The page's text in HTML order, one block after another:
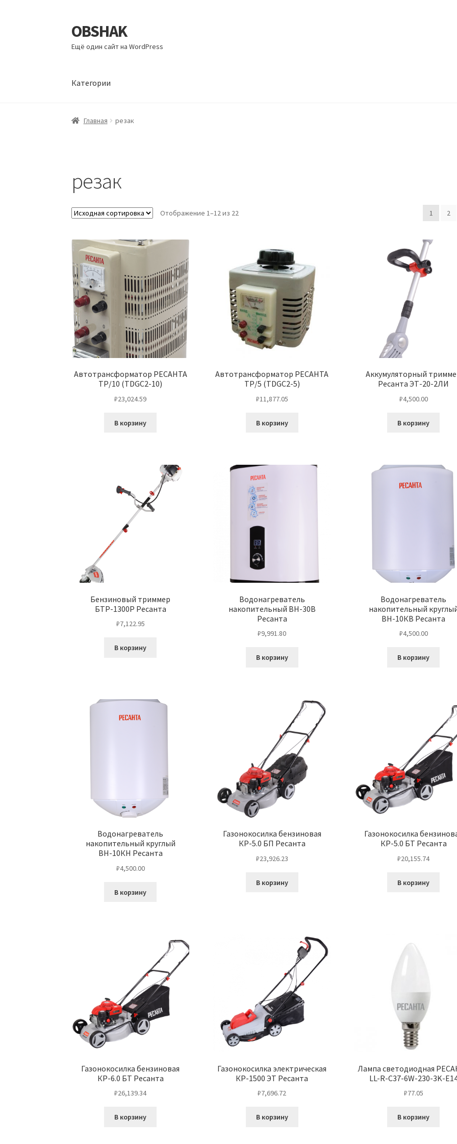
Перейти
к
навигации
Перейти
к
содержимому
OBSHAK
Ещё один сайт на WordPress
Категории
ГлавнаяГлавная резак
резак
Отображение 1–12 из 22 1 2
Автотрансформатор РЕСАНТА
ТР/10 (TDGC2-10)
₽23,024.59
В корзину
Автотрансформатор РЕСАНТА
ТР/5 (TDGC2-5)
₽11,877.05
В корзину
Аккумуляторный
Ресанта ЭТ-20-2ЛИ
₽4,500.00
В корзину
Бензиновый триммер
БТР-1300Р Ресанта
₽7,122.95
В корзину
Водонагреватель
накопительный ВН-30В
Ресанта
₽9,991.80
В корзину
Водонагреватель
накопительный
ВН-10КВ Ресанта
₽4,500.00
В корзину
Водонагреватель
накопительный круглый
ВН-10КН Ресанта
₽4,500.00
В корзину
Газонокосилка бензиновая
КР-5.0 БП Ресанта
₽23,926.23
В корзину
Газонокосилка
КР-5.0 БТ Ресанта
₽20,155.74
В корзину
Газонокосилка бензиновая
КР-6.0 БТ Ресанта
₽26,139.34
В корзину
Газонокосилка электрическая
КР-1500 ЭТ Ресанта
₽7,696.72
В корзину
Лампа светодиодная
LL-R-C37-6W-230-3K-
₽77.05
В корзину